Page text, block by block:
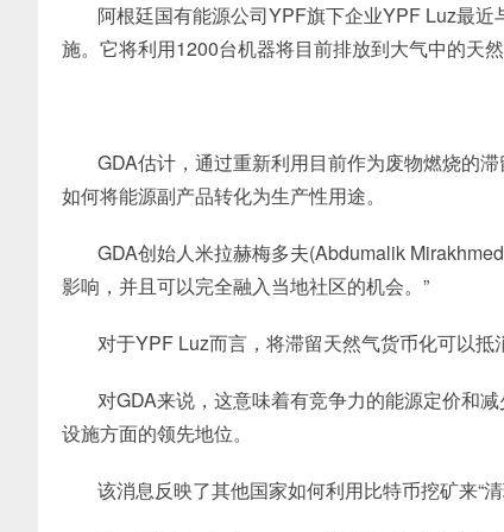
阿根廷国有能源公司YPF旗下企业YPF Luz最
施。它将利用1200台机器将目前排放到大气中的天然
GDA估计，通过重新利用目前作为废物燃烧的
如何将能源副产品转化为生产性用途。
GDA创始人米拉赫梅多夫(Abdumalik
影响，并且可以完全融入当地社区的机会。”
对于YPF Luz而言，将滞留天然气货币化可以抵
对GDA来说，这意味着有竞争力的能源定价和
设施方面的领先地位。
该消息反映了其他国家如何利用比特币挖矿来“清